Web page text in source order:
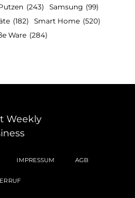
(243) Samsung (99)
(182) Smart Home (520)
Ware (284)
IMPRESSUM AGB